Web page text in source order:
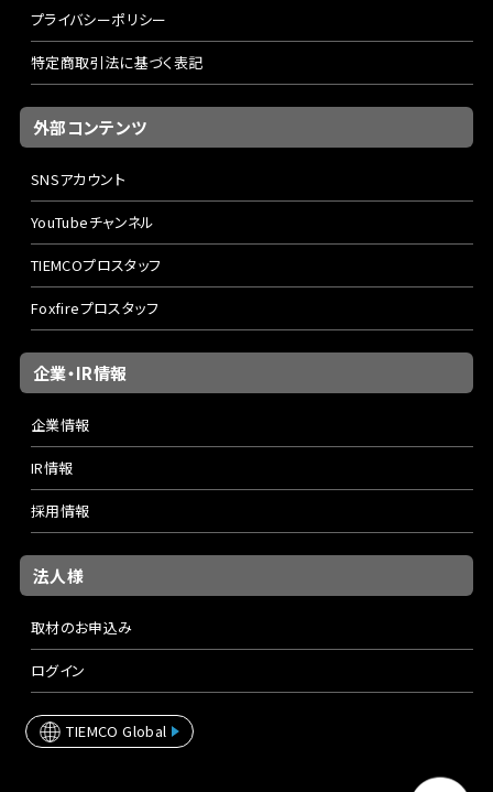
プライバシーポリシー
特定商取引法に基づく表記
外部コンテンツ
SNSアカウント
YouTubeチャンネル
TIEMCOプロスタッフ
Foxfireプロスタッフ
企業・IR情報
企業情報
IR情報
採用情報
法人様
取材のお申込み
ログイン
TIEMCO Global